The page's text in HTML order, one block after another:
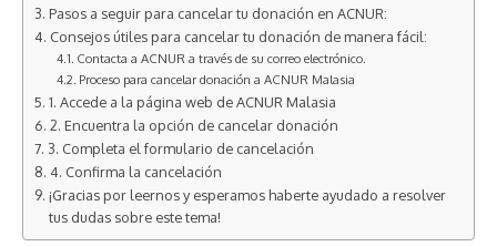
Pasos a seguir para cancelar tu donación en ACNUR:
Consejos útiles para cancelar tu donación de manera fácil:
Contacta a ACNUR a través de su correo electrónico.
Proceso para cancelar donación a ACNUR Malasia
1. Accede a la página web de ACNUR Malasia
2. Encuentra la opción de cancelar donación
3. Completa el formulario de cancelación
4. Confirma la cancelación
¡Gracias por leernos y esperamos haberte ayudado a resolver
tus dudas sobre este tema!